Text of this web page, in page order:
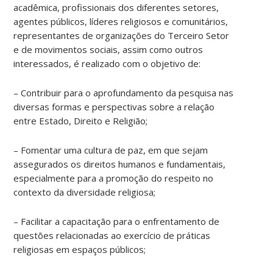
acadêmica, profissionais dos diferentes setores,
agentes públicos, líderes religiosos e comunitários,
representantes de organizações do Terceiro Setor
e de movimentos sociais, assim como outros
interessados, é realizado com o objetivo de:
– Contribuir para o aprofundamento da pesquisa nas
diversas formas e perspectivas sobre a relação
entre Estado, Direito e Religião;
– Fomentar uma cultura de paz, em que sejam
assegurados os direitos humanos e fundamentais,
especialmente para a promoção do respeito no
contexto da diversidade religiosa;
– Facilitar a capacitação para o enfrentamento de
questões relacionadas ao exercício de práticas
religiosas em espaços públicos;